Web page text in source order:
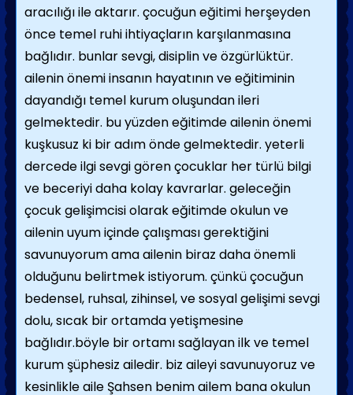
aracılığı ile aktarır. çocuğun eğitimi herşeyden
önce temel ruhi ihtiyaçların karşılanmasına
bağlıdır. bunlar sevgi, disiplin ve özgürlüktür.
ailenin önemi insanın hayatının ve eğitiminin
dayandığı temel kurum oluşundan ileri
gelmektedir. bu yüzden eğitimde ailenin önemi
kuşkusuz ki bir adım önde gelmektedir. yeterli
dercede ilgi sevgi gören çocuklar her türlü bilgi
ve beceriyi daha kolay kavrarlar. geleceğin
çocuk gelişimcisi olarak eğitimde okulun ve
ailenin uyum içinde çalışması gerektiğini
savunuyorum ama ailenin biraz daha önemli
olduğunu belirtmek istiyorum. çünkü çocuğun
bedensel, ruhsal, zihinsel, ve sosyal gelişimi sevgi
dolu, sıcak bir ortamda yetişmesine
bağlıdır.böyle bir ortamı sağlayan ilk ve temel
kurum şüphesiz ailedir. biz aileyi savunuyoruz ve
kesinlikle aile Şahsen benim ailem bana okulun